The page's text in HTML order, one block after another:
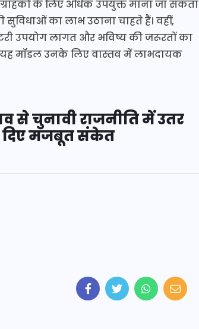
के लिए अधिक उपयुक्त माना जा सकता
का लाभ उठाना चाहते हैं। वहीं,
उपयोग लागत और भविष्य की जरूरतों का
मॉडल उनके लिए वास्तव में लाभदायक
से चुनावी राजनीति में उतर
दिए मजबूत संकेत